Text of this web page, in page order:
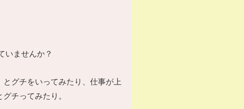
いませんか？
グチをいってみたり、仕事が上
チってみたり。